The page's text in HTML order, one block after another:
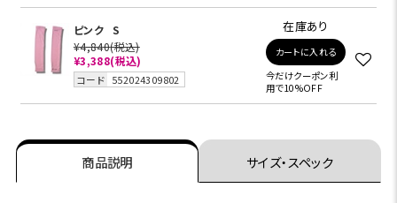
ピンク S
¥4,840(税込)
¥3,388(税込)
コード 552024309802
在庫あり
カートに入れる
今だけクーポン利
用で10%OFF
商品説明 サイズ・スペック